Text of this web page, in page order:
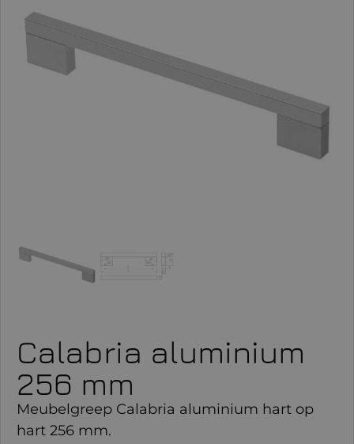
Calabria aluminium
256 mm
Meubelgreep Calabria aluminium hart op
hart 256 mm.